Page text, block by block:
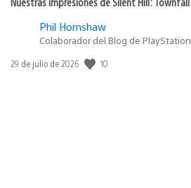
Phil Hornshaw
Colaborador del Blog de PlayStation
Fecha
29 de julio de 2026 10